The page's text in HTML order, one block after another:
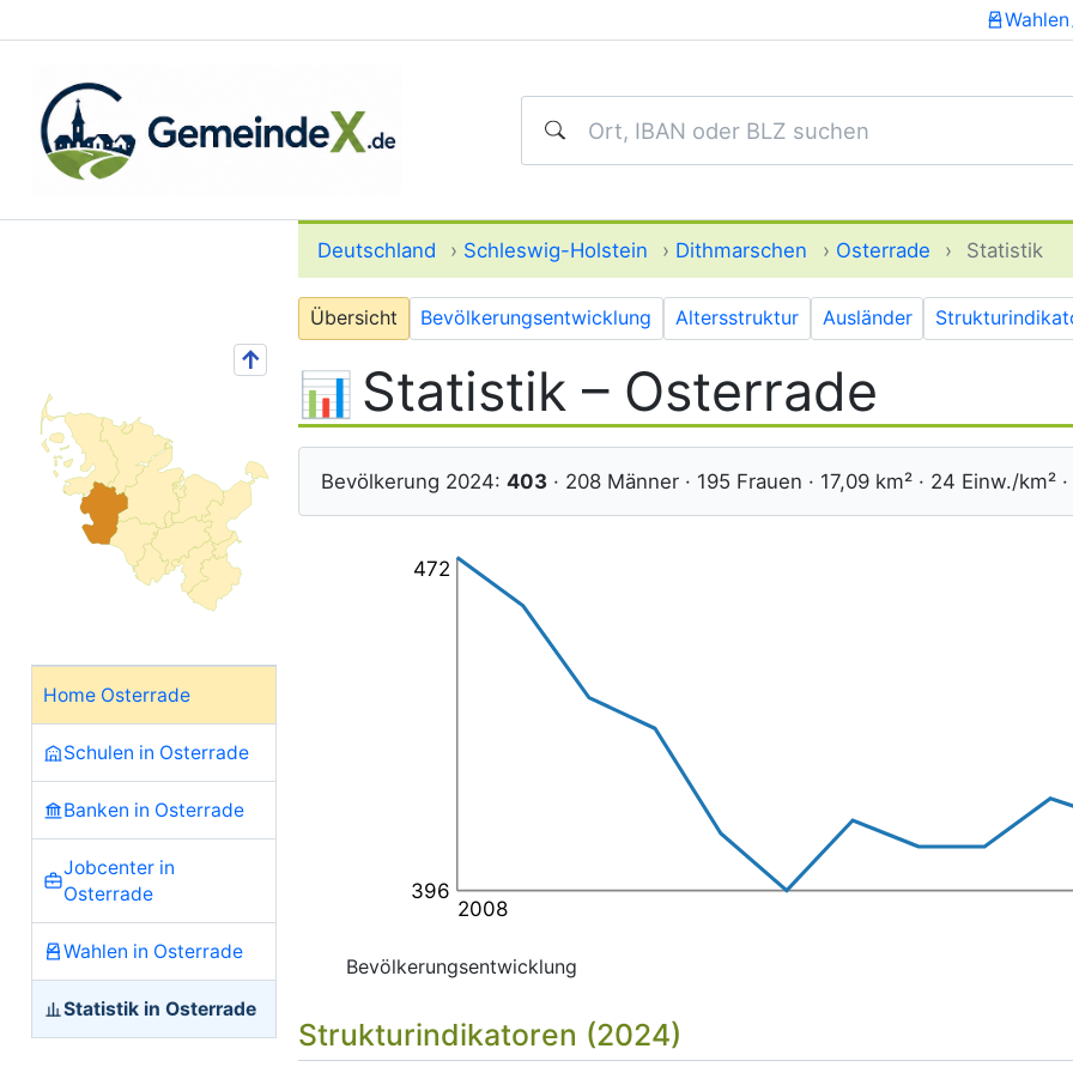
Wahlen
↑
Home Osterrade
Schulen in Osterrade
Banken in Osterrade
Jobcenter in
Osterrade
Wahlen in Osterrade
Statistik in Osterrade
Deutschland › Schleswig-Holstein › Dithmarschen › Osterrade › Statistik
Übersicht Bevölkerungsentwicklung Altersstruktur Ausländer
Statistik – Osterrade
Bevölkerung 2024:403 · 208 Männer · 195 Frauen · 17,09 km² · 24 Einw./
396
472
2008
Bevölkerungsentwicklung
Strukturindikatoren (2024)